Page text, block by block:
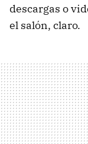
descargas o
el salón, claro.